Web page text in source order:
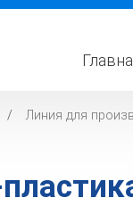
Линия для